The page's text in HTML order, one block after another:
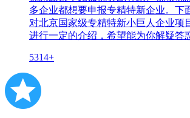
多企业都想要申报专精特新企业。下
对北京国家级专精特新小巨人企业项
进行一定的介绍，希望能为你解疑答
5314+